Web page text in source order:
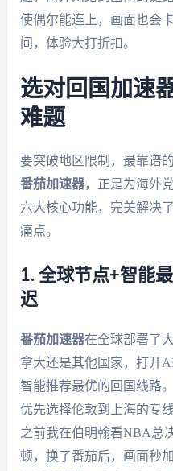
使偶尔能连上，画面也会
间，体验大打折扣。
选对回国加速
难题
要突破地区限制，最靠谱
番茄加速器，正是为海外
六大核心功能，完美解决
痛点。
1. 全球节点+智能
迟
番茄加速器在全球部署了
拿大还是其他国家，打开
智能推荐最优的回国线路
优先选择伦敦到上海的专
之前我在伯明翰看NBA总
顿，换了番茄后，画面秒